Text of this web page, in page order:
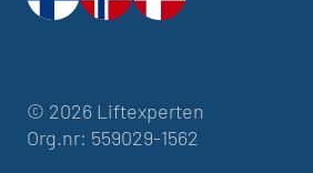
© 2026 Liftexperten
Org.nr: 559029-1562